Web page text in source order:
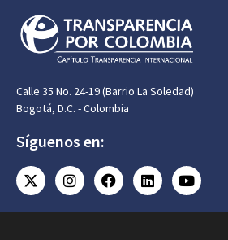
Calle 35 No. 24-19 (Barrio La Soledad)
Bogotá, D.C. - Colombia
Síguenos en: